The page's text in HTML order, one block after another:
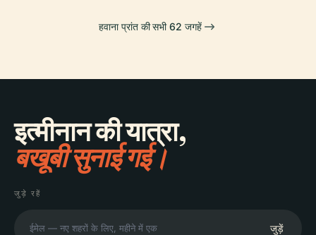
हवाना प्रांत की सभी 62 जगहें
इत्मीनान की यात्रा,
बखूबी सुनाई गई।
जुड़े रहें
जुड़ें